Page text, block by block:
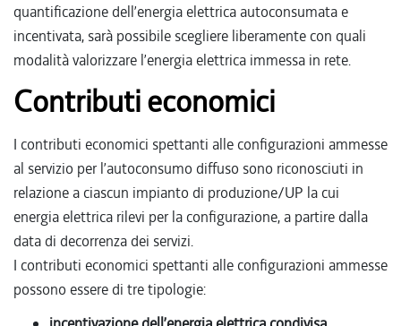
quantificazione dell’energia elettrica autoconsumata e
incentivata, sarà possibile scegliere liberamente con quali
modalità valorizzare l’energia elettrica immessa in rete.
Contributi economici
I contributi economici spettanti alle configurazioni ammesse
al servizio per l’autoconsumo diffuso sono riconosciuti in
relazione a ciascun impianto di produzione/UP la cui
energia elettrica rilevi per la configurazione, a partire dalla
data di decorrenza dei servizi.
I contributi economici spettanti alle configurazioni ammesse
possono essere di tre tipologie: